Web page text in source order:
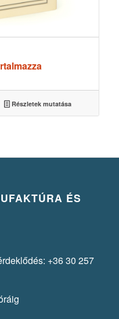
Részletek mutatása
ÉS
+36 30 257